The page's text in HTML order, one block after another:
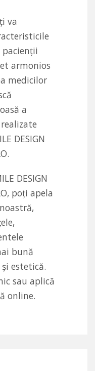
va
armonios
medicilor
a
DESIGN
DESIGN
poți apela
bună
estetică.
sau aplică
online.